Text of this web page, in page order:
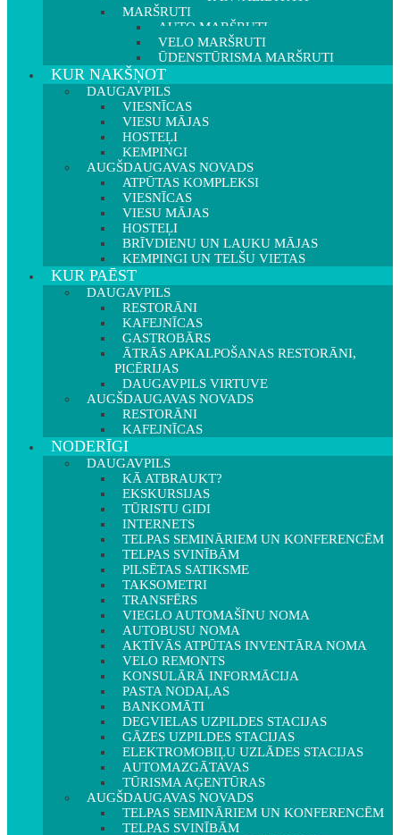
MARŠRUTI
AUTO MARŠRUTI
VELO MARŠRUTI
ŪDENSTŪRISMA MARŠRUTI
KUR NAKŠŅOT
DAUGAVPILS
VIESNĪCAS
VIESU MĀJAS
HOSTEĻI
KEMPINGI
AUGŠDAUGAVAS NOVADS
ATPŪTAS KOMPLEKSI
VIESNĪCAS
VIESU MĀJAS
HOSTEĻI
BRĪVDIENU UN LAUKU MĀJAS
KEMPINGI UN TELŠU VIETAS
KUR PAĒST
DAUGAVPILS
RESTORĀNI
KAFEJNĪCAS
GASTROBĀRS
ĀTRĀS APKALPOŠANAS RESTORĀNI,
PICĒRIJAS
DAUGAVPILS VIRTUVE
AUGŠDAUGAVAS NOVADS
RESTORĀNI
KAFEJNĪCAS
NODERĪGI
DAUGAVPILS
KĀ ATBRAUKT?
EKSKURSIJAS
TŪRISTU GIDI
INTERNETS
TELPAS SEMINĀRIEM UN KONFERENCĒM
TELPAS SVINĪBĀM
PILSĒTAS SATIKSME
TAKSOMETRI
TRANSFĒRS
VIEGLO AUTOMAŠĪNU NOMA
AUTOBUSU NOMA
AKTĪVĀS ATPŪTAS INVENTĀRA NOMA
VELO REMONTS
KONSULĀRĀ INFORMĀCIJA
PASTA NODAĻAS
BANKOMĀTI
DEGVIELAS UZPILDES STACIJAS
GĀZES UZPILDES STACIJAS
ELEKTROMOBIĻU UZLĀDES STACIJAS
AUTOMAZGĀTAVAS
TŪRISMA AĢENTŪRAS
AUGŠDAUGAVAS NOVADS
TELPAS SEMINĀRIEM UN KONFERENCĒM
TELPAS SVINĪBĀM